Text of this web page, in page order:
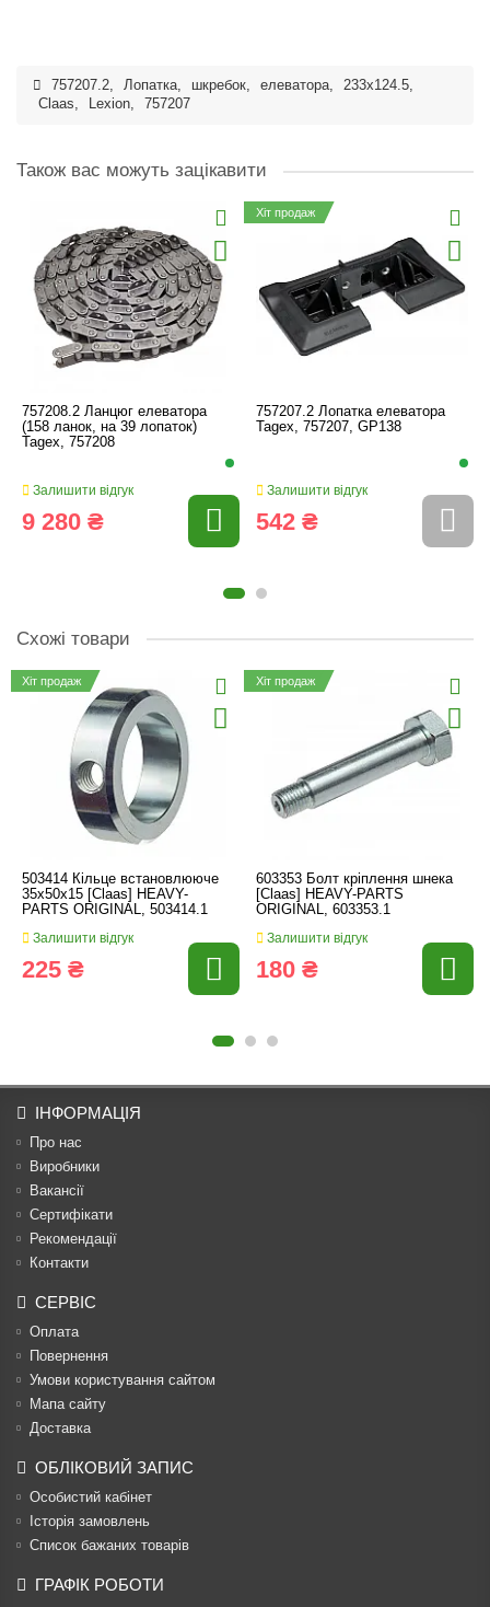
757207.2, Лопатка, шкребок, елеватора, 233x124.5,
Claas, Lexion, 757207
Також вас можуть зацікавити
757208.2 Ланцюг елеватора
(158 ланок, на 39 лопаток)
Tagex, 757208
Залишити відгук
9 280 ₴
Хіт продаж
757207.2 Лопатка елеватора
Tagex, 757207, GP138
Залишити відгук
542 ₴
Схожі товари
Хіт продаж
503414 Кільце встановлююче
35x50x15 [Claas] HEAVY-
PARTS ORIGINAL, 503414.1
Залишити відгук
225 ₴
Хіт продаж
603353 Болт кріплення шнека
[Claas] HEAVY-PARTS
ORIGINAL, 603353.1
Залишити відгук
180 ₴
ІНФОРМАЦІЯ
Про нас
Виробники
Вакансії
Сертифікати
Рекомендації
Контакти
СЕРВІС
Оплата
Повернення
Умови користування сайтом
Мапа сайту
Доставка
ОБЛІКОВИЙ ЗАПИС
Особистий кабінет
Історія замовлень
Список бажаних товарів
ГРАФІК РОБОТИ